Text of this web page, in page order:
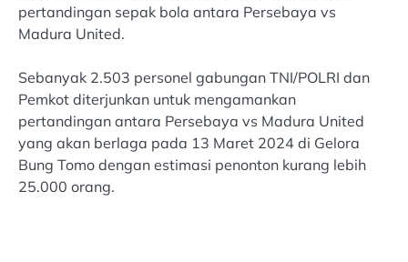
pertandingan sepak bola antara Persebaya vs
Madura United.
Sebanyak 2.503 personel gabungan TNI/POLRI dan
Pemkot diterjunkan untuk mengamankan
pertandingan antara Persebaya vs Madura United
yang akan berlaga pada 13 Maret 2024 di Gelora
Bung Tomo dengan estimasi penonton kurang lebih
25.000 orang.